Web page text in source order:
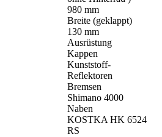
980 mm
Breite (geklappt)
130 mm
Ausrüstung
Kappen
Kunststoff-
Reflektoren
Bremsen
Shimano 4000
Naben
KOSTKA HK 6524
RS